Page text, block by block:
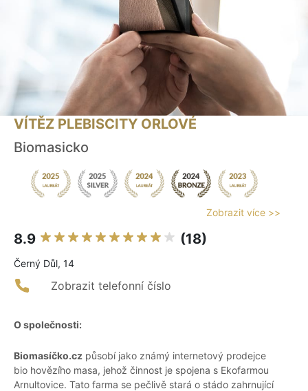
VÍTĚZ PLEBISCITY ORLOVÉ
Biomasicko
Zobrazit více >>
8.9 (18)
Černý Důl, 14
Zobrazit telefonní číslo
O společnosti:
Biomasíčko.cz působí jako známý internetový prodejce
bio hovězího masa, jehož činnost je spojena s Ekofarmou
Arnultovice. Tato farma se pečlivě stará o stádo zahrnující